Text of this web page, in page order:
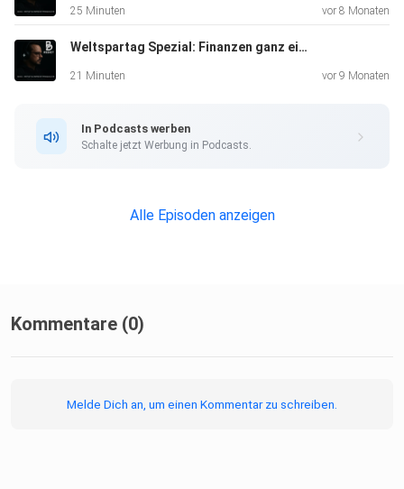
25 Minuten vor 8 Monaten
Weltspartag Spezial: Finanzen ganz einfach – Mit Saidi Sulilatu
21 Minuten vor 9 Monaten
In Podcasts werben
Schalte jetzt Werbung in Podcasts.
Alle Episoden anzeigen
Kommentare (0)
Melde Dich an, um einen Kommentar zu schreiben.